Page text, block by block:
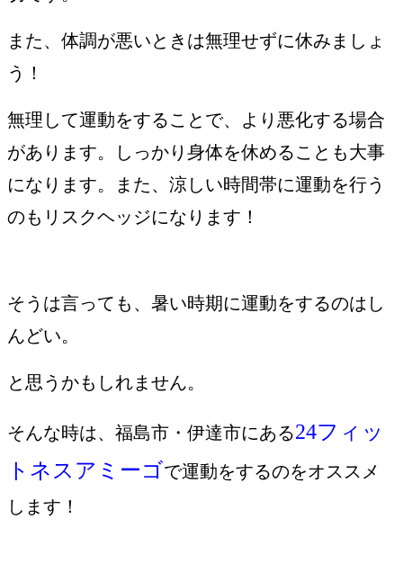
また、体調が悪いときは無理せずに休みましょ
う！
無理して運動をすることで、より悪化する場合
があります。しっかり身体を休めることも大事
になります。また、涼しい時間帯に運動を行う
のもリスクヘッジになります！
そうは言っても、暑い時期に運動をするのはし
んどい。
と思うかもしれません。
そんな時は、福島市・伊達市にある24フィッ
トネスアミーゴで運動をするのをオススメ
します！